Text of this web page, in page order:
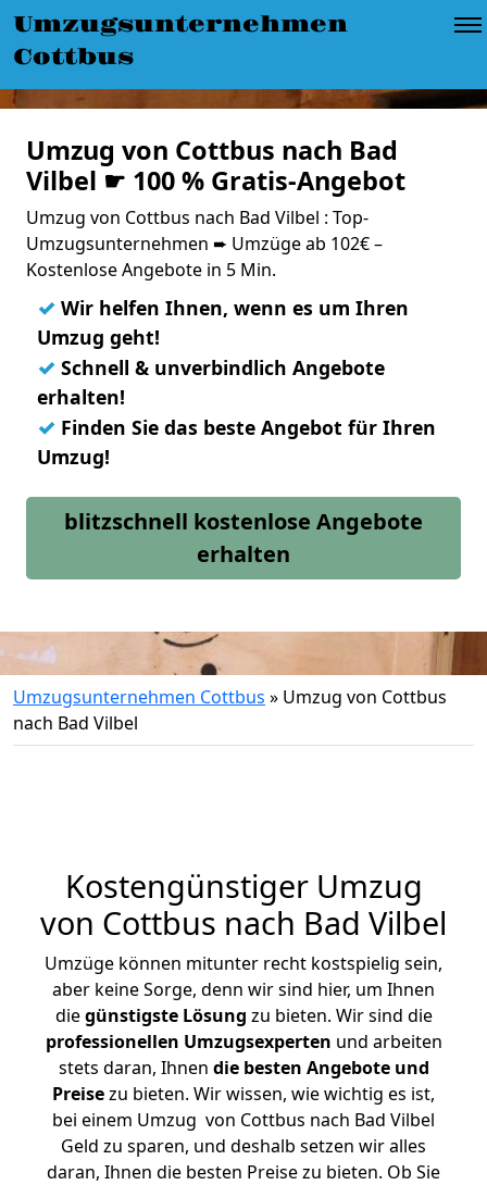
Umzugsunternehmen
Cottbus
Umzug von Cottbus nach Bad
Vilbel ☛ 100 % Gratis-Angebot
Umzug von Cottbus nach Bad Vilbel : Top-
Umzugsunternehmen ➨ Umzüge ab 102€ –
Kostenlose Angebote in 5 Min.
✓ Wir helfen Ihnen, wenn es um Ihren
Umzug geht!
✓ Schnell & unverbindlich Angebote
erhalten!
✓ Finden Sie das beste Angebot für Ihren
Umzug!
blitzschnell kostenlose Angebote
erhalten
Umzugsunternehmen Cottbus » Umzug von Cottbus
nach Bad Vilbel
Kostengünstiger Umzug
von Cottbus nach Bad Vilbel
Umzüge können mitunter recht kostspielig sein,
aber keine Sorge, denn wir sind hier, um Ihnen
diegünstigste Lösung zu bieten. Wir sind die
professionellen Umzugsexperten und arbeiten
stets daran, Ihnen die besten Angebote und
Preisezu bieten. Wir wissen, wie wichtig es ist,
bei einem Umzug von Cottbus nach Bad Vilbel
Geld zu sparen, und deshalb setzen wir alles
daran, Ihnen die besten Preise zu bieten. Ob Sie